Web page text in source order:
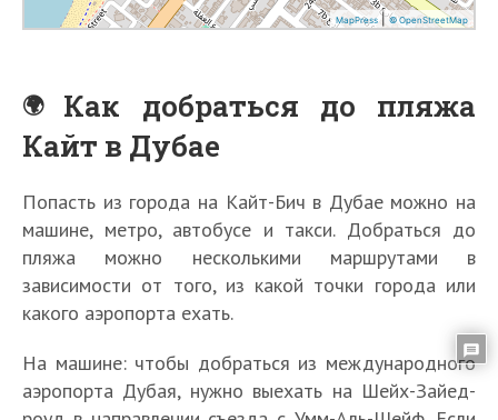
Как добраться до пляжа
Кайт в Дубае
Попасть из города на Кайт-Бич в Дубае можно на
машине, метро, ​​автобусе и такси. Добраться до
пляжа можно несколькими маршрутами в
зависимости от того, из какой точки города или
какого аэропорта ехать.
На машине: чтобы добраться из международного
аэропорта Дубая, нужно выехать на Шейх-Зайед-
1
у
ч
ш
Т
о
р